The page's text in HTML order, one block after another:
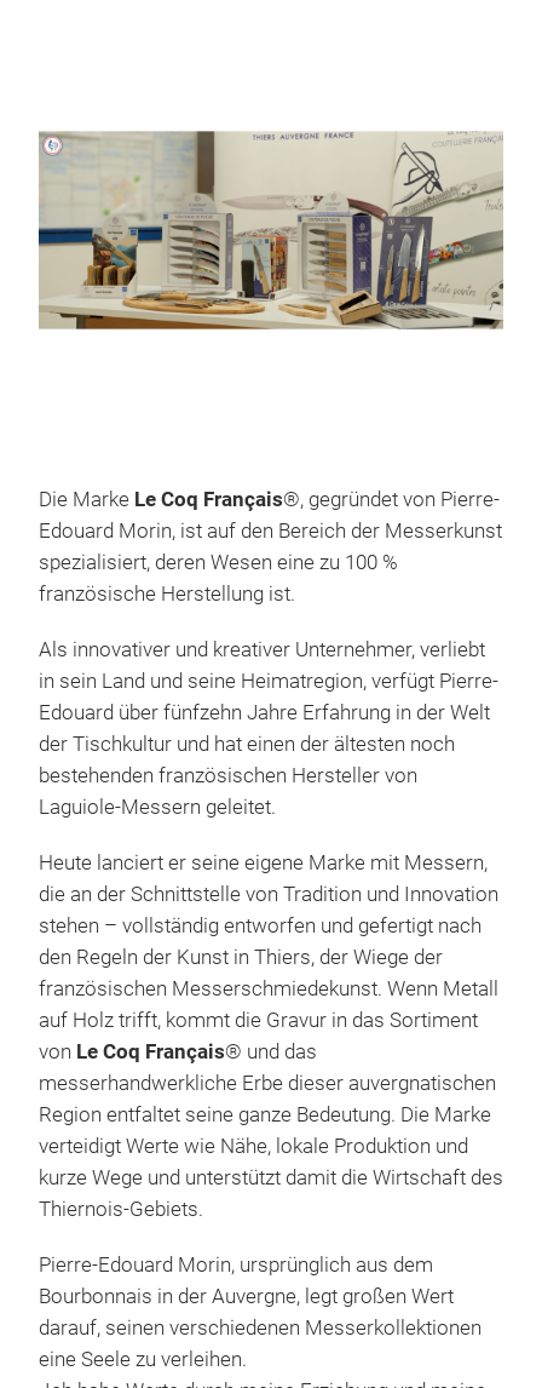
Die Marke Le Coq Français®, gegründet von Pierre-
Edouard Morin, ist auf den Bereich der Messerkunst
spezialisiert, deren Wesen eine zu 100 %
französische Herstellung ist.
Als innovativer und kreativer Unternehmer, verliebt
in sein Land und seine Heimatregion, verfügt Pierre-
Edouard über fünfzehn Jahre Erfahrung in der Welt
der Tischkultur und hat einen der ältesten noch
bestehenden französischen Hersteller von
Laguiole-Messern geleitet.
Heute lanciert er seine eigene Marke mit Messern,
die an der Schnittstelle von Tradition und Innovation
stehen – vollständig entworfen und gefertigt nach
den Regeln der Kunst in Thiers, der Wiege der
französischen Messerschmiedekunst. Wenn Metall
auf Holz trifft, kommt die Gravur in das Sortiment
von Le Coq Français® und das
messerhandwerkliche Erbe dieser auvergnatischen
Region entfaltet seine ganze Bedeutung. Die Marke
verteidigt Werte wie Nähe, lokale Produktion und
kurze Wege und unterstützt damit die Wirtschaft des
Thiernois-Gebiets.
Pierre-Edouard Morin, ursprünglich aus dem
Bourbonnais in der Auvergne, legt großen Wert
darauf, seinen verschiedenen Messerkollektionen
eine Seele zu verleihen.